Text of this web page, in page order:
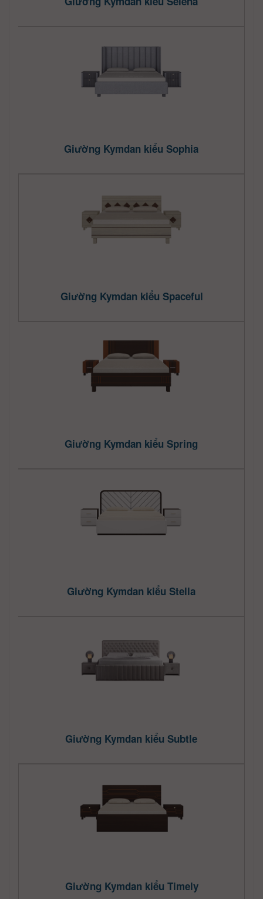
Giường Kymdan kiểu Sophia
Giường Kymdan kiểu Spaceful
Giường Kymdan kiểu Spring
Giường Kymdan kiểu Stella
Giường Kymdan kiểu Subtle
Giường Kymdan kiểu Timely